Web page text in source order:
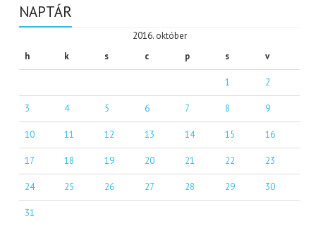
NAPTÁR
2016. október
h
k s c p s v
1 2
3 4 5 6 7 8 9
10 11 12 13 14 15 16
17 18 19 20 21 22 23
24 25 26 27 28 29 30
31